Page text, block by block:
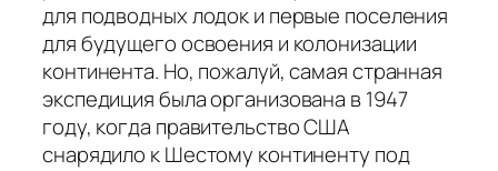
для подводных лодок и первые поселения
для будущего освоения и колонизации
континента. Но, пожалуй, самая странная
экспедиция была организована в 1947
году, когда правительство США
снарядило к Шестому континенту под